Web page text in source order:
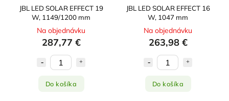
JBL LED SOLAR EFFECT 19
W, 1149/1200 mm
Na objednávku
287,77 €
Do košíka
JBL LED SOLAR EFFECT 16
W, 1047 mm
Na objednávku
263,98 €
Do košíka